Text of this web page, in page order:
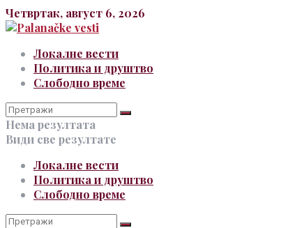
Четвртак, август 6, 2026
Локалне вести
Политика и друштво
Слободно време
Нема резултата
Види све резултате
Локалне вести
Политика и друштво
Слободно време